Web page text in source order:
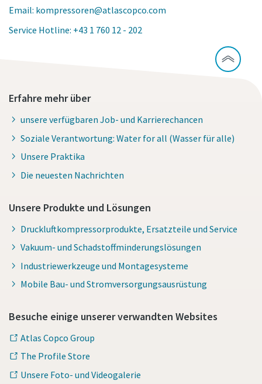
Email: kompressoren@atlascopco.com
Service Hotline: +43 1 760 12 - 202
Erfahre mehr über
unsere verfügbaren Job- und Karrierechancen
Soziale Verantwortung: Water for all (Wasser für alle)
Unsere Praktika
Die neuesten Nachrichten
Unsere Produkte und Lösungen
Druckluftkompressorprodukte, Ersatzteile und Service
Vakuum- und Schadstoffminderungslösungen
Industriewerkzeuge und Montagesysteme
Mobile Bau- und Stromversorgungsausrüstung
Besuche einige unserer verwandten Websites
Atlas Copco Group
The Profile Store
Unsere Foto- und Videogalerie